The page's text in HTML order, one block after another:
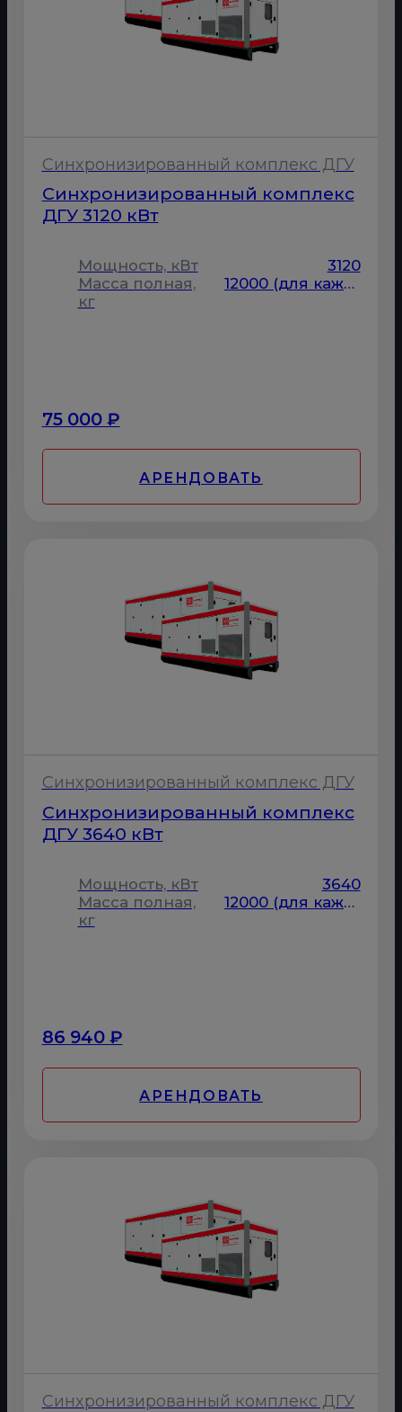
Синхронизированный комплекс ДГУ
Синхронизированный комплекс
ДГУ 3120 кВт
Мощность, кВт
3120
Масса полная,
кг
12000 (для каждой ДГУ)
75 000 ₽
АРЕНДОВАТЬ
Синхронизированный комплекс ДГУ
Синхронизированный комплекс
ДГУ 3640 кВт
Мощность, кВт
3640
Масса полная,
кг
12000 (для каждой ДГУ)
86 940 ₽
АРЕНДОВАТЬ
Синхронизированный комплекс ДГУ